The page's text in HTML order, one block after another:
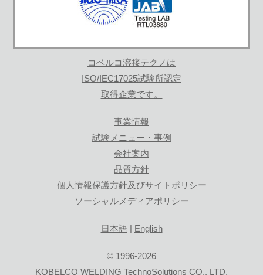
コベルコ溶接テクノは
ISO/IEC17025試験所認定
取得企業です。
事業情報
試験メニュー・事例
会社案内
品質方針
個人情報保護方針及びサイトポリシー
ソーシャルメディアポリシー
日本語| English
© 1996-2026
KOBELCO WELDING TechnoSolutions CO., LTD.